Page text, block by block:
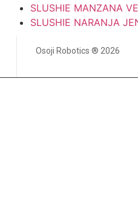
SLUSHIE MANZANA
SLUSHIE NARANJA
Osoji Robotics ® 2026